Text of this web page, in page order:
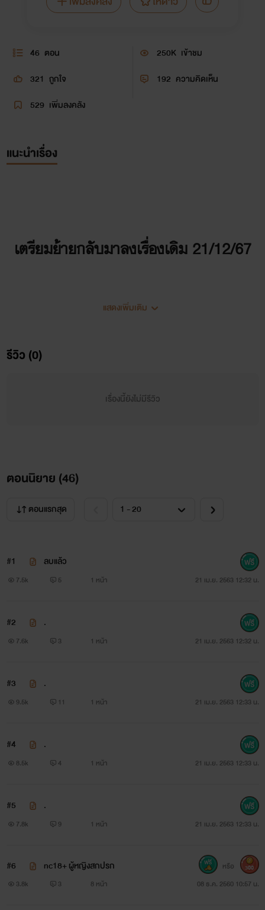
46 ตอน 250K เข้าชม
321 ถูกใจ 192 ความคิดเห็น
529 เพิ่มลงคลัง
แนะนำเรื่อง
เตรียมย้ายกลับมาลงเรื่องเดิม 21/12/67
แสดงเพิ่มเติม
รีวิว (0)
เรื่องนี้ยังไม่มีรีวิว
ตอนนิยาย (46)
ตอนแรกสุด
#1 ลบแล้ว
7.5k 5 1 หน้า 21 เม.ย. 2563 12:32 น.
#2 .
7.6k 3 1 หน้า 21 เม.ย. 2563 12:32 น.
#3 .
9.5k 11 1 หน้า 21 เม.ย. 2563 12:33 น.
#4 .
8.5k 4 1 หน้า 21 เม.ย. 2563 12:33 น.
#5 .
7.8k 9 1 หน้า 21 เม.ย. 2563 12:33 น.
#6 nc18+ ผู้หญิงสกปรก
3.8k 3 8 หน้า 08 ธ.ค. 2560 10:57 น.
หรือ 300